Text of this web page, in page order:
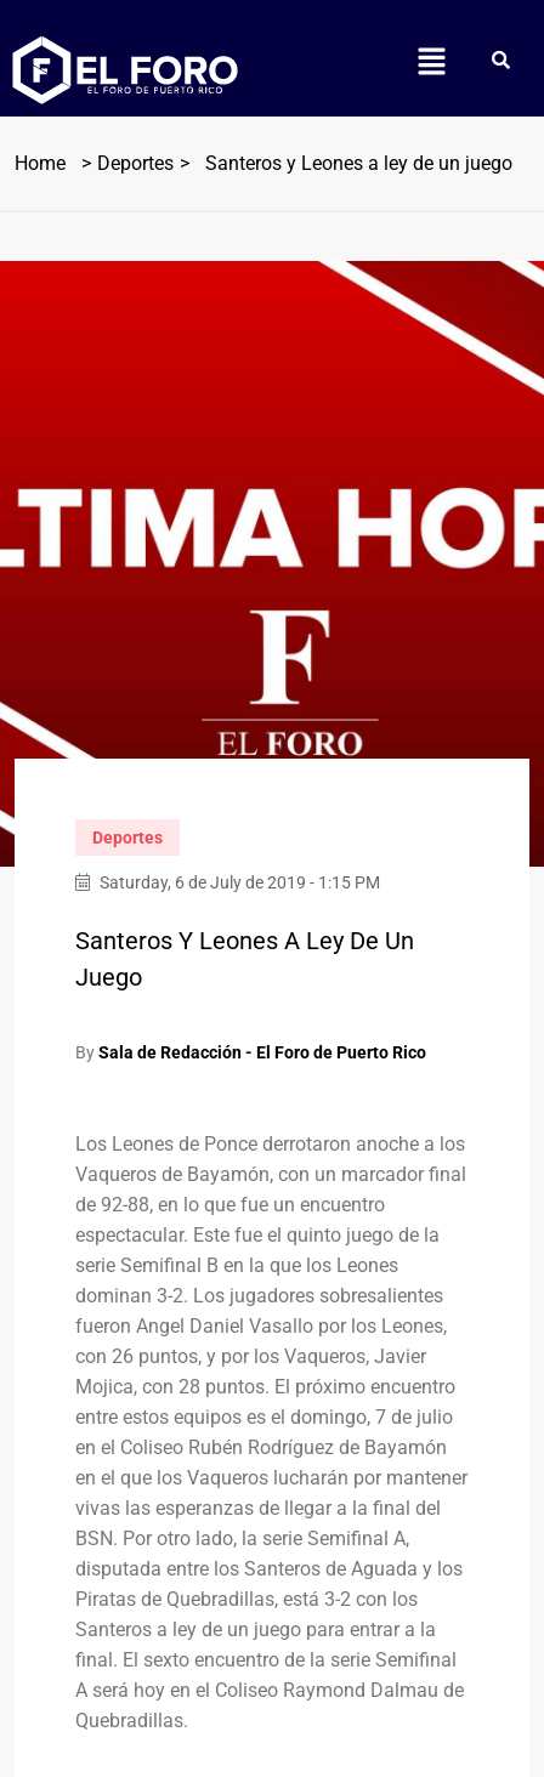
Home Deportes Santeros y Leones a ley de un juego
Deportes
Saturday, 6 de July de 2019 - 1:15 PM
Santeros Y Leones A Ley De Un
Juego
BySala de Redacción - El Foro de Puerto Rico
Los Leones de Ponce derrotaron anoche a los
Vaqueros de Bayamón, con un marcador final
de 92-88, en lo que fue un encuentro
espectacular. Este fue el quinto juego de la
serie Semifinal B en la que los Leones
dominan 3-2. Los jugadores sobresalientes
fueron Angel Daniel Vasallo por los Leones,
con 26 puntos, y por los Vaqueros, Javier
Mojica, con 28 puntos. El próximo encuentro
entre estos equipos es el domingo, 7 de julio
en el Coliseo Rubén Rodríguez de Bayamón
en el que los Vaqueros lucharán por mantener
vivas las esperanzas de llegar a la final del
BSN. Por otro lado, la serie Semifinal A,
disputada entre los Santeros de Aguada y los
Piratas de Quebradillas, está 3-2 con los
Santeros a ley de un juego para entrar a la
final. El sexto encuentro de la serie Semifinal
A será hoy en el Coliseo Raymond Dalmau de
Quebradillas.